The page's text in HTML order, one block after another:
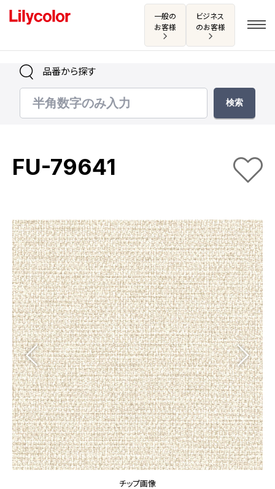
一般の
お客様
ビジネス
のお客様
ログイン・新規会員登録
お気に入り
商品を探す
商品を探す トップ
壁紙
カーテン
床材
ブランド・コレクション
Lilycolor Coordinate 着せ替えシミュレーション
カタログ一覧
カタログ一覧 トップ
壁紙
カーテン
床材
サステナブル商品
ノンワックス床タイル
壁紙機能性ガイド
施工事例
施工事例 トップ
医療・福祉施設
ホテル・オフィス・店舗
モデルハウス
新築戸建・マンション
#リリカラのある暮らし
リリカラノート
ショールーム
ショールーム トップ
東京ショールーム
大阪ショールーム
お客様サポート
お客様サポート トップ
品番から探す
FU-79641
チップ画像